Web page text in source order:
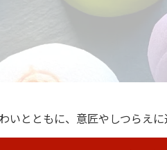
とともに、意匠やしつらえに